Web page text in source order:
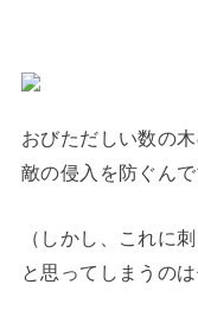
おびただしい数の木
敵の侵入を防ぐんで
（しかし、これに
と思ってしまうの